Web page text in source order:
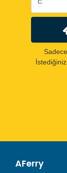
AFerry